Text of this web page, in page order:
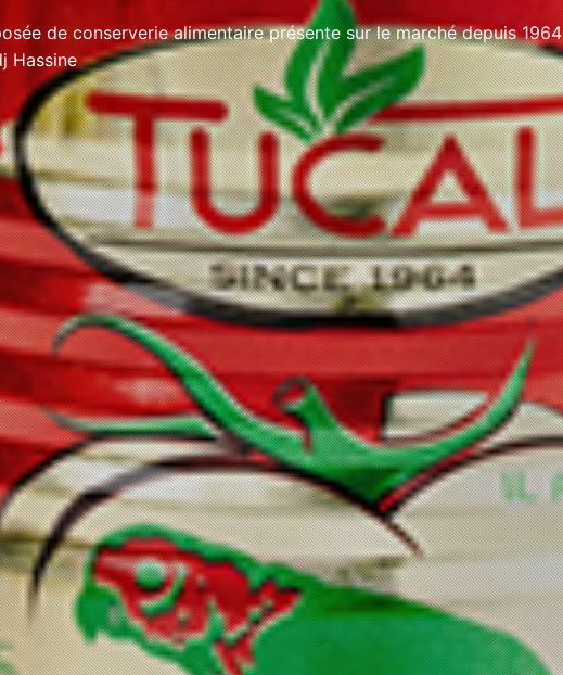
de conserverie alimentaire présente sur le marché depuis 1964
Hassine